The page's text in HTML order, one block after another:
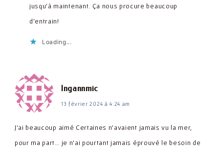
jusqu’à maintenant. Ça nous procure beaucoup
d’entrain!
Loading...
Ingannmicdit :
13 février 2024 à 4:24 am
J’ai beaucoup aimé Certaines n’avaient jamais vu la mer,
pour ma part… je n’ai pourtant jamais éprouvé le besoin de